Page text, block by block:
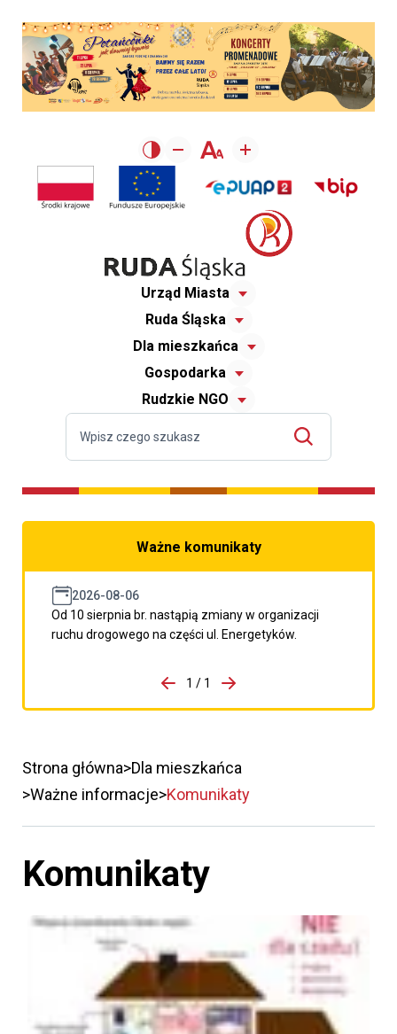
Urząd Miasta
Ruda Śląska
Dla mieszkańca
Gospodarka
Rudzkie NGO
Ważne komunikaty
2026-08-06
Od 10 sierpnia br. nastąpią zmiany w organizacji
ruchu drogowego na części ul. Energetyków.
porzpedniego komunikatu
1 / 1
Przejdź do następnego
Strona główna Dla mieszkańca
Ważne informacje Komunikaty
Komunikaty